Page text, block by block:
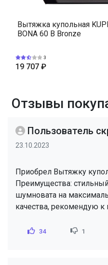
Вытяжка купольная
BONA 60 B Bronze
3
19 707 ₽
Отзывы
Пользователь
23.10.2023
Приобрел Вытяжку
Преимущества:
шумновата на
качества, рекомендую к
34 1